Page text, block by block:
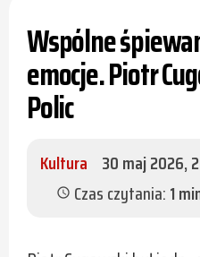
Wspólne
emocje. Piotr
Polic
Kultura 30 maj 2026,
schedule Czas czytania:1